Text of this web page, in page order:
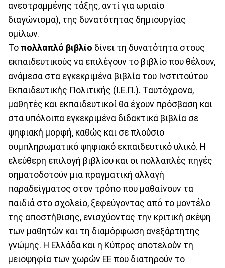
ανεστραμμένης τάξης, αντί για ωριαίο
διαγώνισμα), της δυνατότητας δημιουργίας
ομίλων.
Το πολλαπλό βιβλίο δίνει τη δυνατότητα στους
εκπαιδευτικούς να επιλέγουν το βιβλίο που θέλουν,
ανάμεσα στα εγκεκριμένα βιβλία του Ινστιτούτου
Εκπαιδευτικής Πολιτικής (Ι.Ε.Π.). Ταυτόχρονα,
μαθητές και εκπαιδευτικοί θα έχουν πρόσβαση και
στα υπόλοιπα εγκεκριμένα διδακτικά βιβλία σε
ψηφιακή μορφή, καθώς και σε πλούσιο
συμπληρωματικό ψηφιακό εκπαιδευτικό υλικό. Η
ελεύθερη επιλογή βιβλίου και οι πολλαπλές πηγές
σηματοδοτούν μια πραγματική αλλαγή
παραδείγματος στον τρόπο που μαθαίνουν τα
παιδιά στο σχολείο, ξεφεύγοντας από το μοντέλο
της αποστήθισης, ενισχύοντας την κριτική σκέψη
των μαθητών και τη διαμόρφωση ανεξάρτητης
γνώμης. Η Ελλάδα και η Κύπρος αποτελούν τη
μειοψηφία των χωρών ΕΕ που διατηρούν το